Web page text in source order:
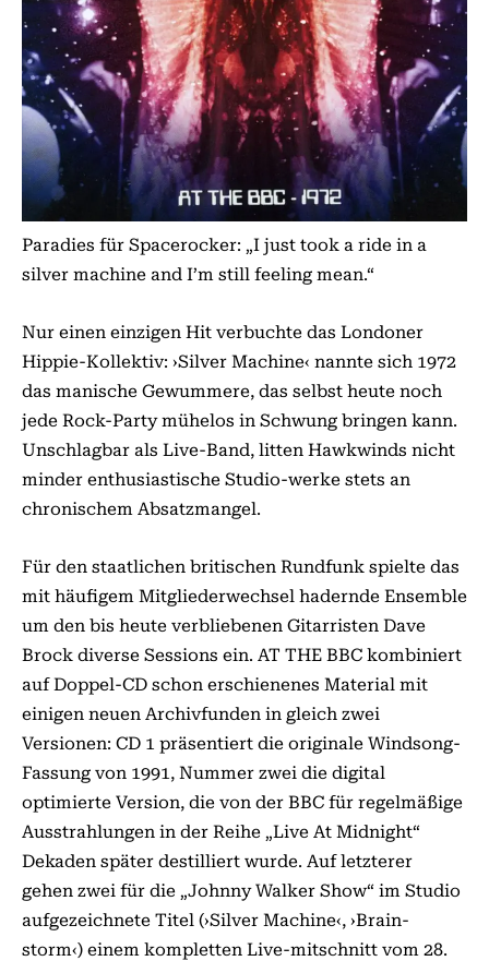
Paradies für Spacerocker: „I just took a ride in a
silver machine and I’m still feeling mean.“
Nur einen einzigen Hit verbuchte das Londoner
Hippie-Kollektiv: ›Silver Machine‹ nannte sich 1972
das manische Gewummere, das selbst heute noch
jede Rock-Party mühelos in Schwung bringen kann.
Unschlagbar als Live-Band, litten Hawkwinds nicht
minder enthusiastische Studio-werke stets an
chronischem Absatzmangel.
Für den staatlichen britischen Rundfunk spielte das
mit häufigem Mitgliederwechsel hadernde Ensemble
um den bis heute verbliebenen Gitarristen Dave
Brock diverse Sessions ein. AT THE BBC kombiniert
auf Doppel-CD schon erschienenes Material mit
einigen neuen Archivfunden in gleich zwei
Versionen: CD 1 präsentiert die originale Windsong-
Fassung von 1991, Nummer zwei die digital
optimierte Version, die von der BBC für regelmäßige
Ausstrahlungen in der Reihe „Live At Midnight“
Dekaden später destilliert wurde. Auf letzterer
gehen zwei für die „Johnny Walker Show“ im Studio
aufgezeichnete Titel (›Silver Machine‹, ›Brain-
storm‹) einem kompletten Live-mitschnitt vom 28.